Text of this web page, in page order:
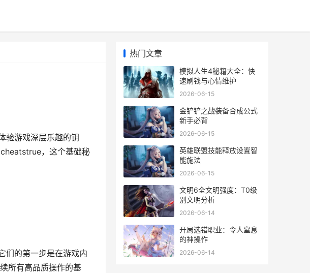
验游戏深层乐趣的钥
，这个基础秘
们的第一步是在游戏内
所有高品质操作的基
热门文章
模拟人生4秘籍大全：快
速刷钱与心情维护
2026-06-15
金铲铲之战装备合成公式
新手必背
2026-06-15
英雄联盟技能释放设置智
能施法
2026-06-15
文明6全文明强度：T0级
别文明分析
2026-06-14
开局选错职业：令人窒息
的神操作
2026-06-14